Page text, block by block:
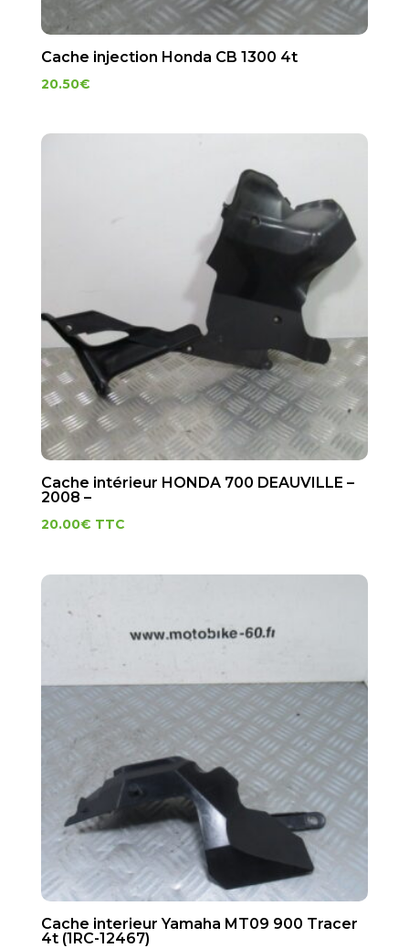
Cache injection Honda CB 1300 4t
20.50€
Cache intérieur HONDA 700 DEAUVILLE –
2008 –
20.00€ TTC
Cache interieur Yamaha MT09 900 Tracer
4t (1RC-12467)